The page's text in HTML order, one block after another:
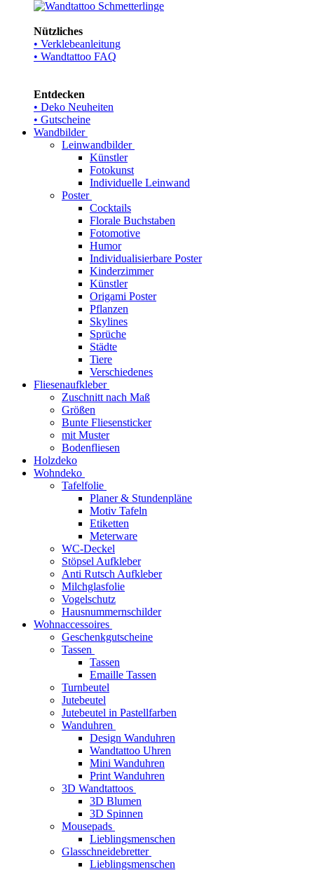
Nützliches
• Verklebeanleitung
• Wandtattoo FAQ
Entdecken
• Deko Neuheiten
• Gutscheine
Wandbilder
Leinwandbilder
Künstler
Fotokunst
Individuelle Leinwand
Poster
Cocktails
Florale Buchstaben
Fotomotive
Humor
Individualisierbare Poster
Kinderzimmer
Künstler
Origami Poster
Pflanzen
Skylines
Sprüche
Städte
Tiere
Verschiedenes
Fliesenaufkleber
Zuschnitt nach Maß
Größen
Bunte Fliesensticker
mit Muster
Bodenfliesen
Holzdeko
Wohndeko
Tafelfolie
Planer & Stundenpläne
Motiv Tafeln
Etiketten
Meterware
WC-Deckel
Stöpsel Aufkleber
Anti Rutsch Aufkleber
Milchglasfolie
Vogelschutz
Hausnummernschilder
Wohnaccessoires
Geschenkgutscheine
Tassen
Tassen
Emaille Tassen
Turnbeutel
Jutebeutel
Jutebeutel in Pastellfarben
Wanduhren
Design Wanduhren
Wandtattoo Uhren
Mini Wanduhren
Print Wanduhren
3D Wandtattoos
3D Blumen
3D Spinnen
Mousepads
Lieblingsmenschen
Glasschneidebretter
Lieblingsmenschen